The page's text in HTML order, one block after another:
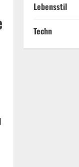
Lebensstil
Techn